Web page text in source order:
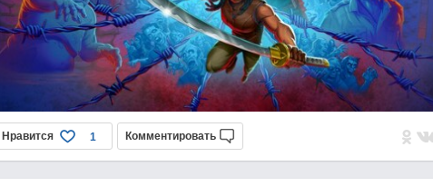
Нравится 1 Комментировать